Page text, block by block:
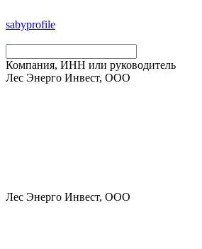
sabyprofile
Компания, ИНН или руководитель
Лес Энерго Инвест, ООО
Лес Энерго Инвест, ООО